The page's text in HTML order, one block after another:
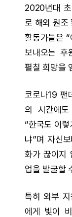
2020년대
로 해외 원조
활동가들은
보내오는 후
펼칠 희망을
코로나19 팬
의 시간에
“한국도 이
냐”며 자신
화가 끊이지
업을 발굴할
특히 외부
에게 빛이